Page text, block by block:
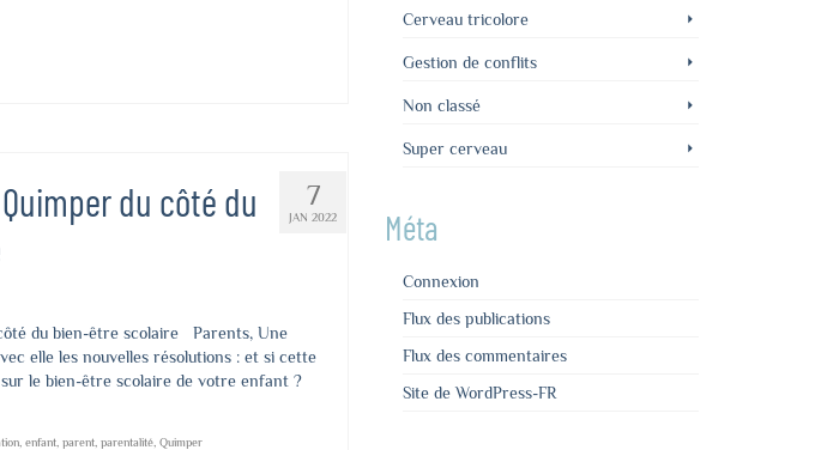
7
JAN 2022
du côté du
du bien-être scolaire Parents, Une
elle les nouvelles résolutions : et si cette
le bien-être scolaire de votre enfant ?
, enfant, parent, parentalité, Quimper
Cerveau tricolore
Gestion de conflits
Non classé
Super cerveau
Méta
Connexion
Flux des publications
Flux des commentaires
Site de WordPress-FR